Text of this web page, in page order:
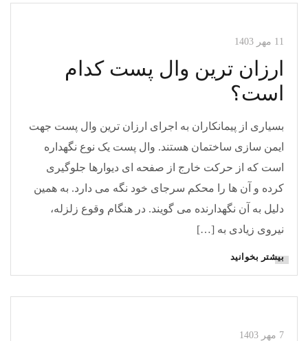
مقالات وال پست
11 مهر 1403
ارزان ترین وال پست کدام
است؟
بسیاری از پیمانکاران به اجرای ارزان ترین وال پست جهت
ایمن سازی ساختمان هستند. وال پست یک نوع نگهداره
است که از حرکت خارج از صفحه ای دیوارها جلوگیری
کرده و آن ها را محکم سرجای خود نگه می دارد. به همین
دلیل به آن نگهدارنده می گویند. در هنگام وقوع زلزله،
نیروی زیادی به […]
بیشتر بخوانید
مقالات وال پست
7 مهر 1403